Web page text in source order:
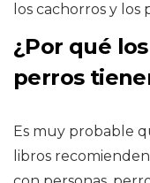
los cachorros y
¿Por qué
perros
Es muy probable
libros